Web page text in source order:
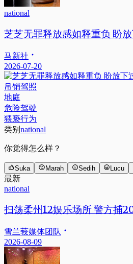
national
芝芝无罪释放感如释重负 盼
马新社
2026-07-20
吊销驾照
地庭
危险驾驶
猥亵行为
类别 national
你觉得怎么样？
Suka Marah Sedih Lucu
最新
national
扫荡柔州12娱乐场所 警方捕
雪兰莪媒体团队
2026-08-09